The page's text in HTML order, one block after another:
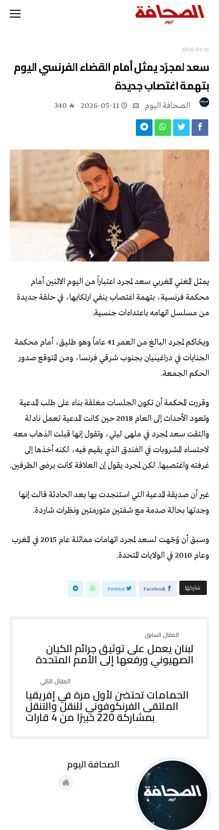
2026-05-11
سعد لمجرّد يمثل أمام القضاء الفرنسي اليوم
بتهمة اغتصاب جديدة
2026-05-11
340
يمثل المغني المغربي سعد لمجرد اعتباراً من اليوم الاثنين أمام
محكمة فرنسية، بتهمة اغتصاب ينفي ارتكابها، في حلقة جديدة
من مسلسل اتهامه باعتداءات جنسية.
ويحُاكم لمجرد البالغ من العمر 41 عاماً وهو طليق، أمام محكمة
الجنايات في دراغينيان بجنوب شرقي فرنسا، ومن المتوقع صدور
الحكم الجمعة.
وقررت المحكمة أن تكون الجلسات مغلقة بناء على طلب المدعية
وتعود الأحداث إلى العام 2018 حين كانت المدعية تعمل نادلة
والتقت سعد لمجرد في ملهى ليلي، وتقول إنها قبلت الذهاب معه
لاحتساء المشروبات في الفندق الذي يقيم فيه، لكنه أخذها إلى
غرفته واغتصبها. لكن لمجرد يقول إن العلاقة كانت برضى الطرفين.
غير أن صديقة المدعية التي استنجدت بها بعد الحادثة قالت إنها
وجدتها بحالة صدمة مع شفتين متورمتين ونظرات شاردة.
وسبق أن وُجّهت لسعد لمجرد اتهامات مماثلة عام 2015 في المغرب
وعام 2010 في الولايات المتحدة.
‫‫ شاركها‬ Facebook
Twitter
لبنان يعمل على توثيق جرائم الكيان
الصهيوني ورفعها إلى الأمم المتحدة
الحمامات تحتضن لأول مرة في إفريقيا
الملتقى الفرنكوفوني للنقل والتنقل
بمشاركة 220 خبيرًا من 4 قارات